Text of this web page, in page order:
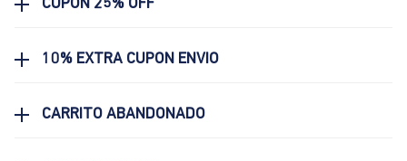
CUPON 25% OFF
10% EXTRA CUPON ENVIO
CARRITO ABANDONADO